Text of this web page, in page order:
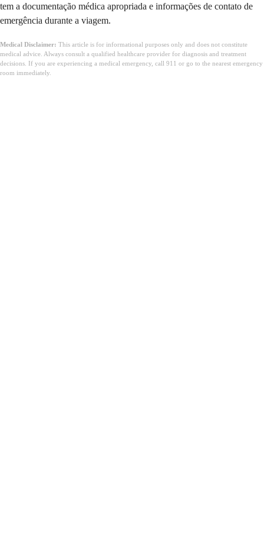
tem a documentação médica apropriada e informações de contato de
emergência durante a viagem.
Medical Disclaimer: This article is for informational purposes only and does not constitute
medical advice. Always consult a qualified healthcare provider for diagnosis and treatment
decisions. If you are experiencing a medical emergency, call 911 or go to the nearest emergency
room immediately.